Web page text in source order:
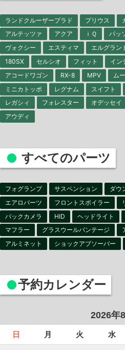
ランドクルーザープラド プリウス
アルテッツァ
アクア ｉＱ パッ
ヴォクシー
エスティマ エルグラン
180SX
セルシオ フィット イン
アコードワゴン
RX-8 MPV ム
ミニカトッポ
レグナム スイフト
レガシィ
フォレスター オデッセイ
アウディ
すべてのパーツ
フォグランプ サスペンション ダウ
エアロパーツ
フロントスポイラー
バックカメラ
HID ヘッドライト
マフラー
グラスウールバンテージ
アルミネット
ショックアブソーバー
予約カレンダー
2026年
日 月 火 水